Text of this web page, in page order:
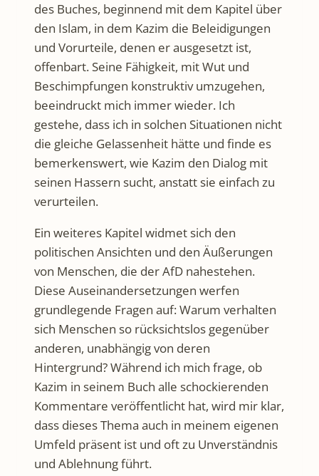
des Buches, beginnend mit dem Kapitel über
den Islam, in dem Kazim die Beleidigungen
und Vorurteile, denen er ausgesetzt ist,
offenbart. Seine Fähigkeit, mit Wut und
Beschimpfungen konstruktiv umzugehen,
beeindruckt mich immer wieder. Ich
gestehe, dass ich in solchen Situationen nicht
die gleiche Gelassenheit hätte und finde es
bemerkenswert, wie Kazim den Dialog mit
seinen Hassern sucht, anstatt sie einfach zu
verurteilen.
Ein weiteres Kapitel widmet sich den
politischen Ansichten und den Äußerungen
von Menschen, die der AfD nahestehen.
Diese Auseinandersetzungen werfen
grundlegende Fragen auf: Warum verhalten
sich Menschen so rücksichtslos gegenüber
anderen, unabhängig von deren
Hintergrund? Während ich mich frage, ob
Kazim in seinem Buch alle schockierenden
Kommentare veröffentlicht hat, wird mir klar,
dass dieses Thema auch in meinem eigenen
Umfeld präsent ist und oft zu Unverständnis
und Ablehnung führt.